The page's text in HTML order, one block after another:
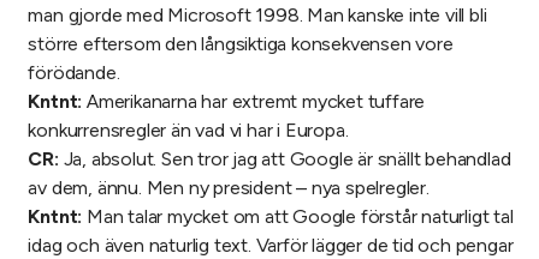
man gjorde med Microsoft 1998. Man kanske inte vill bli
större eftersom den långsiktiga konsekvensen vore
förödande.
Kntnt: Amerikanarna har extremt mycket tuffare
konkurrensregler än vad vi har i Europa.
CR: Ja, absolut. Sen tror jag att Google är snällt behandlad
av dem, ännu. Men ny president – nya spelregler.
Kntnt: Man talar mycket om att Google förstår naturligt tal
idag och även naturlig text. Varför lägger de tid och pengar